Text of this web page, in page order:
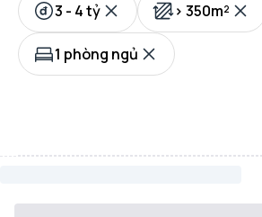
3 - 4 tỷ > 350m²
1 phòng ngủ